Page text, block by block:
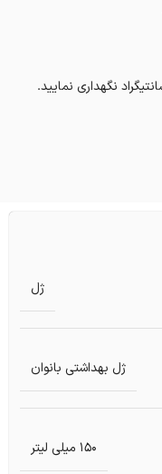
ژل
ژل بهداشتی بانوان
150 میلی لیتر